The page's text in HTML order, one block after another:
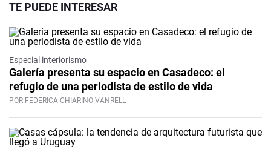
TE PUEDE INTERESAR
Especial interiorismo
Galería presenta su espacio en Casadeco: el
refugio de una periodista de estilo de vida
POR FEDERICA CHIARINO VANRELL